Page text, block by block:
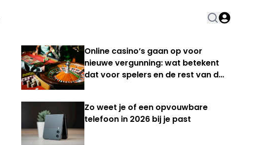
Online casino’s gaan op voor
nieuwe vergunning: wat betekent
dat voor spelers en de rest van de
Zo weet je of een opvouwbare
telefoon in 2026 bij je past